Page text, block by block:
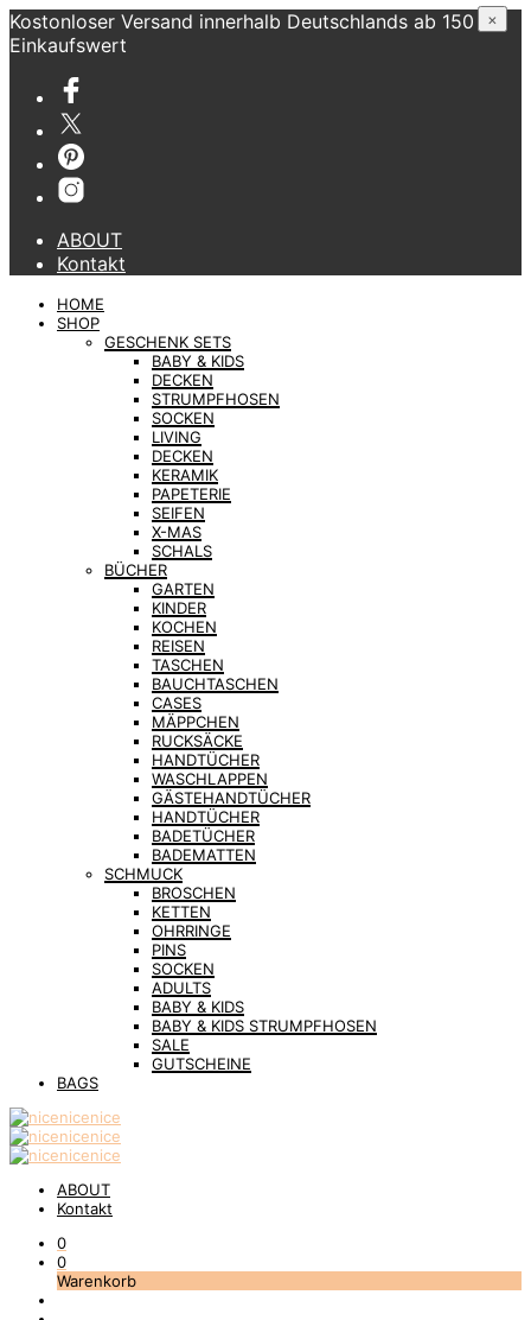
Kostonloser Versand innerhalb Deutschlands ab 150 €
Einkaufswert
ABOUT
Kontakt
HOME
SHOP
GESCHENK SETS
BABY & KIDS
DECKEN
STRUMPFHOSEN
SOCKEN
LIVING
DECKEN
KERAMIK
PAPETERIE
SEIFEN
X-MAS
SCHALS
BÜCHER
GARTEN
KINDER
KOCHEN
REISEN
TASCHEN
BAUCHTASCHEN
CASES
MÄPPCHEN
RUCKSÄCKE
HANDTÜCHER
WASCHLAPPEN
GÄSTEHANDTÜCHER
HANDTÜCHER
BADETÜCHER
BADEMATTEN
SCHMUCK
BROSCHEN
KETTEN
OHRRINGE
PINS
SOCKEN
ADULTS
BABY & KIDS
BABY & KIDS STRUMPFHOSEN
SALE
GUTSCHEINE
BAGS
ABOUT
Kontakt
0
0
Warenkorb
×